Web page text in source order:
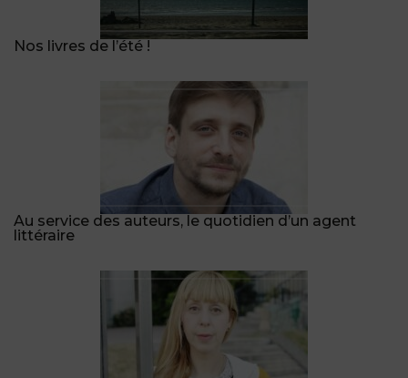
Nos livres de l’été !
Au service des auteurs, le quotidien d’un agent
littéraire